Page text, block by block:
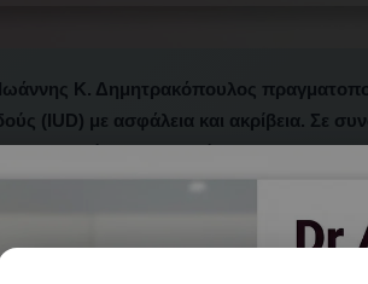
Κ. Δημητρακόπουλος
(IUD) με ασφάλεια και ακρίβεια. Σε
μπορεί να υποστηρίξει